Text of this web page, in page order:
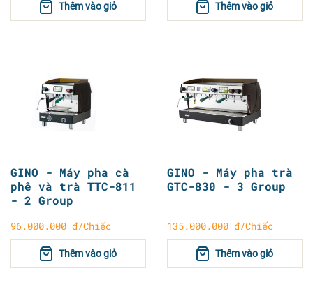
Thêm vào giỏ Thêm vào giỏ
GINO - Máy pha cà
phê và trà TTC-811
- 2 Group
96.000.000 đ/Chiếc
Thêm vào giỏ
GINO - Máy pha trà
GTC-830 - 3 Group
135.000.000 đ/Chiếc
Thêm vào giỏ